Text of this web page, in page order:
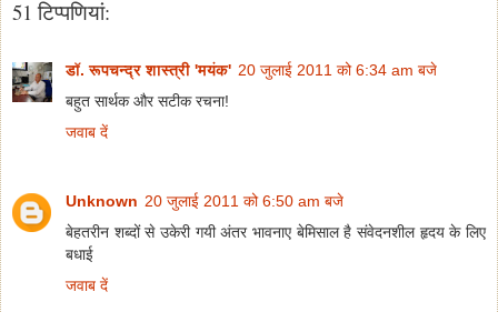
51 टिप्‍पणियां:
डॉ. रूपचन्द्र शास्त्री 'मयंक' 20 जुलाई 2011 को 6:34 am बजे
बहुत सार्थक और सटीक रचना!
जवाब दें
Unknown 20 जुलाई 2011 को 6:50 am बजे
बेहतरीन शब्दों से उकेरी गयी अंतर भावनाए बेमिसाल है संवेदनशील हृदय के लिए
बधाई
जवाब दें